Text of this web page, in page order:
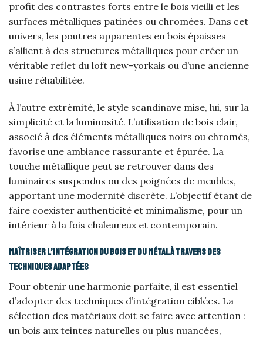
profit des contrastes forts entre le bois vieilli et les
surfaces métalliques patinées ou chromées. Dans cet
univers, les poutres apparentes en bois épaisses
s’allient à des structures métalliques pour créer un
véritable reflet du loft new-yorkais ou d’une ancienne
usine réhabilitée.
À l’autre extrémité, le style scandinave mise, lui, sur la
simplicité et la luminosité. L’utilisation de bois clair,
associé à des éléments métalliques noirs ou chromés,
favorise une ambiance rassurante et épurée. La
touche métallique peut se retrouver dans des
luminaires suspendus ou des poignées de meubles,
apportant une modernité discrète. L’objectif étant de
faire coexister authenticité et minimalisme, pour un
intérieur à la fois chaleureux et contemporain.
Maîtriser l’intégration du bois et du métal à travers des
techniques adaptées
Pour obtenir une harmonie parfaite, il est essentiel
d’adopter des techniques d’intégration ciblées. La
sélection des matériaux doit se faire avec attention :
un bois aux teintes naturelles ou plus nuancées,